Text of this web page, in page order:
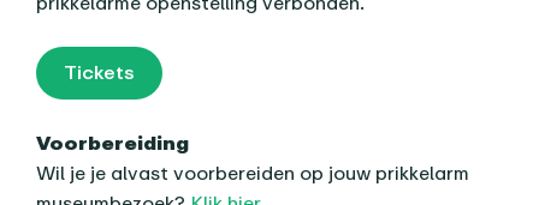
Tickets
Voorbereiding
Wil je je alvast voorbereiden op jouw prikkelarm